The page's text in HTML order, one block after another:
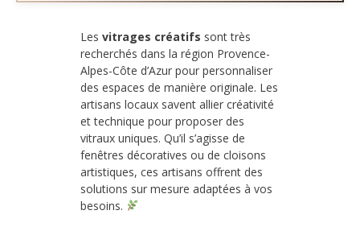
Les vitrages créatifs sont très
recherchés dans la région Provence-
Alpes-Côte d’Azur pour personnaliser
des espaces de manière originale. Les
artisans locaux savent allier créativité
et technique pour proposer des
vitraux uniques. Qu’il s’agisse de
fenêtres décoratives ou de cloisons
artistiques, ces artisans offrent des
solutions sur mesure adaptées à vos
besoins.